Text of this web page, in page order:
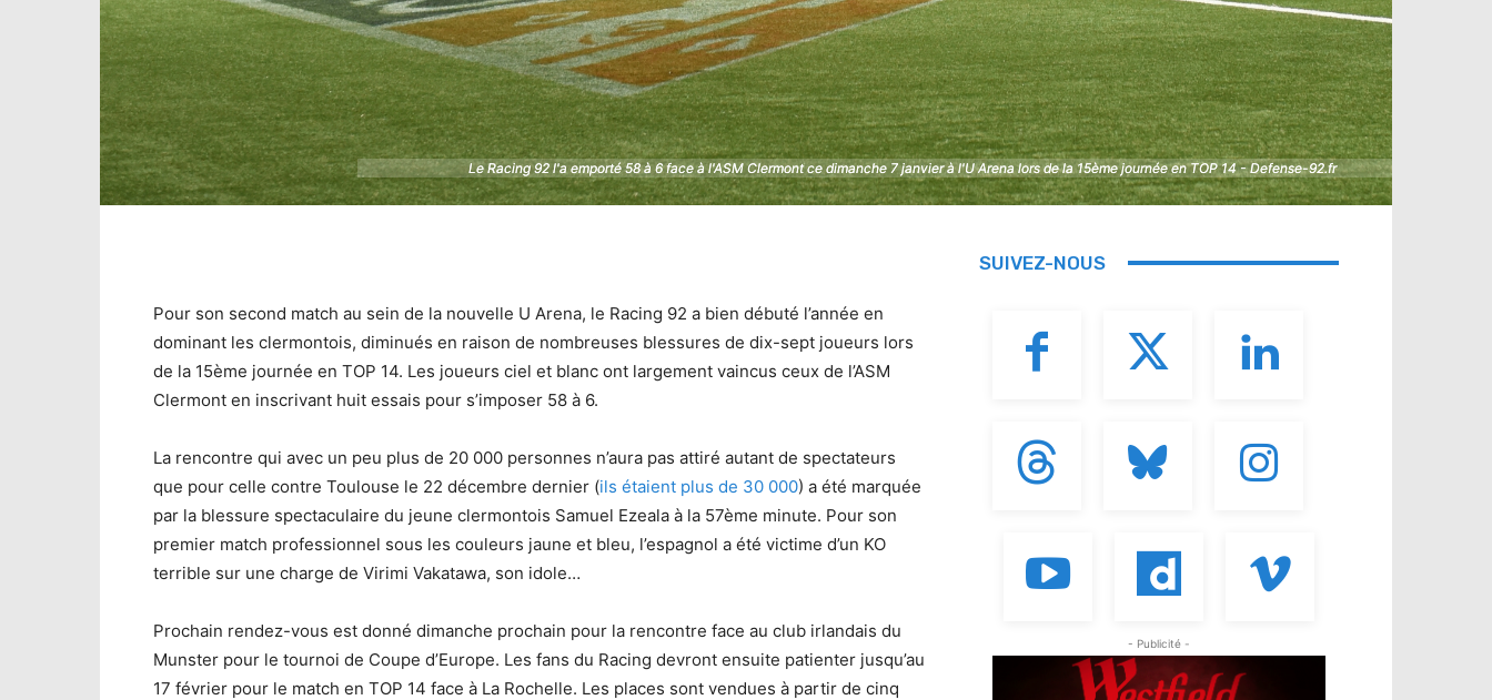
Le Racing 92 l'a emporté 58 à 6 face à l'ASM Clermont ce dimanche 7 janvier à l'U Arena lors de la 15ème journée en TOP 14 - Defense-92.fr
Le Racing 92 l'a emporté 58 à 6 face à l'ASM Clermont ce dimanche 7 janvier à l'U Arena lors de la 15ème journée en TOP 14 - Defense-92.fr
Pour son second match au sein de la nouvelle U Arena, le Racing 92 a bien débuté l’année en
dominant les clermontois, diminués en raison de nombreuses blessures de dix-sept joueurs lors
de la 15ème journée en TOP 14. Les joueurs ciel et blanc ont largement vaincus ceux de l’ASM
Clermont en inscrivant huit essais pour s’imposer 58 à 6.
La rencontre qui avec un peu plus de 20 000 personnes n’aura pas attiré autant de spectateurs
que pour celle contre Toulouse le 22 décembre dernier (ils étaient plus de 30 000) a été marquée
par la blessure spectaculaire du jeune clermontois Samuel Ezeala à la 57ème minute. Pour son
premier match professionnel sous les couleurs jaune et bleu, l’espagnol a été victime d’un KO
terrible sur une charge de Virimi Vakatawa, son idole…
Prochain rendez-vous est donné dimanche prochain pour la rencontre face au club irlandais du
Munster pour le tournoi de Coupe d’Europe. Les fans du Racing devront ensuite patienter jusqu’au
17 février pour le match en TOP 14 face à La Rochelle. Les places sont vendues à partir de cinq
SUIVEZ-NOUS
- Publicité -